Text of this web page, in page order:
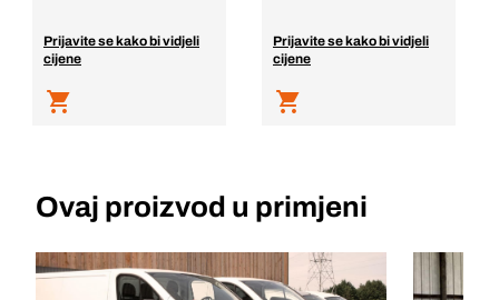
Prijavite se kako bi vidjeli
cijene
Prijavite se kako bi vidjeli
cijene
Ovaj proizvod u primjeni